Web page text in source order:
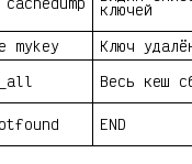
ключей
mykey Ключ
Весь кеш
END